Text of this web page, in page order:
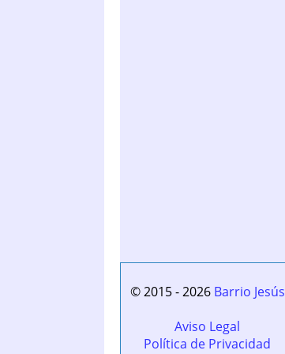
© 2015 - 2026 Barrio Jesús
Aviso Legal
Política de Privacidad